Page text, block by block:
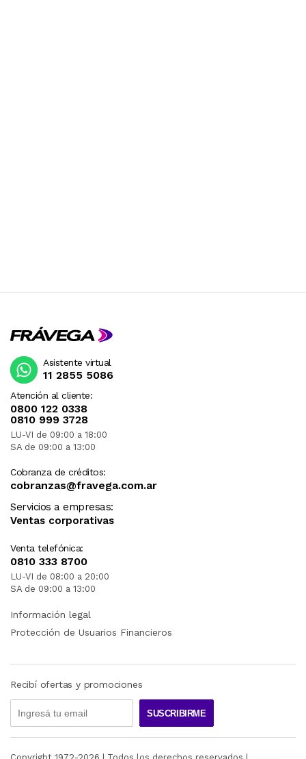
Atención al cliente:
0800 122 0338
0810 999 3728
LU-VI de 09:00 a 18:00
SA de 09:00 a 13:00
Cobranza de créditos:
cobranzas@fravega.com.ar
Servicios a empresas:
Ventas corporativas
Venta telefónica:
0810 333 8700
LU-VI de 08:00 a 20:00
SA de 09:00 a 13:00
Asistente virtual
11 2855 5086
Información legal
Protección de Usuarios Financieros
Recibí ofertas y promociones
SUSCRIBIRME